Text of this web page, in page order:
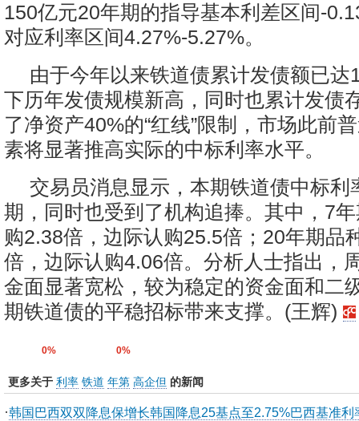
150亿元20年期的指导基本利差区间-
对应利率区间4.27%-5.27%。
由于今年以来铁道债累计发债额已达
下历年发债规模新高，同时也累计发债
了净资产40%的“红线”限制，市场此前
素将显著推高实际的中标利率水平。
交易员消息显示，本期铁道债中标利
期，同时也受到了机构追捧。其中，7
购2.38倍，边际认购25.5倍；20年期品
倍，边际认购4.06倍。分析人士指出，
金面显著宽松，较为稳定的资金面和二
期铁道债的平稳招标带来支撑。(王辉)
0% 0%
更多关于 利率 铁道 年第 高企但 的新闻
·韩国巴西双双降息保增长韩国降息25基点至2.75%巴西基准利